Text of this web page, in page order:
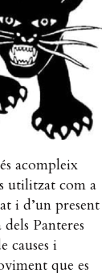
acompleix
utilitzat com a
i d’un present
Panteres
causes i
que es